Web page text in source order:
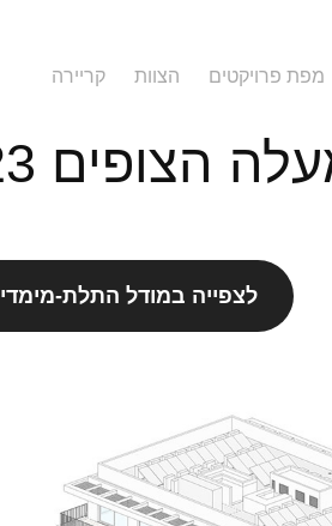
קריירה הצוות מפת פרויקטים
הצופים 21-23
לצפייה במודל התלת-מימדי